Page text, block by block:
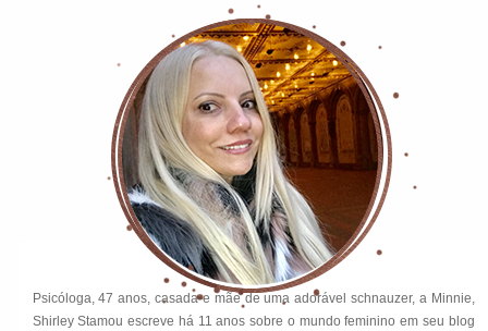
Psicóloga, 47 anos, casada e mãe de uma adorável schnauzer, a Minnie,
Shirley Stamou escreve há 11 anos sobre o mundo feminino em seu blog